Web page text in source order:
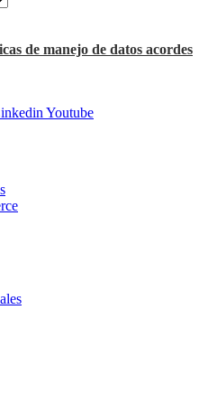
de manejo de datos acordes
Youtube